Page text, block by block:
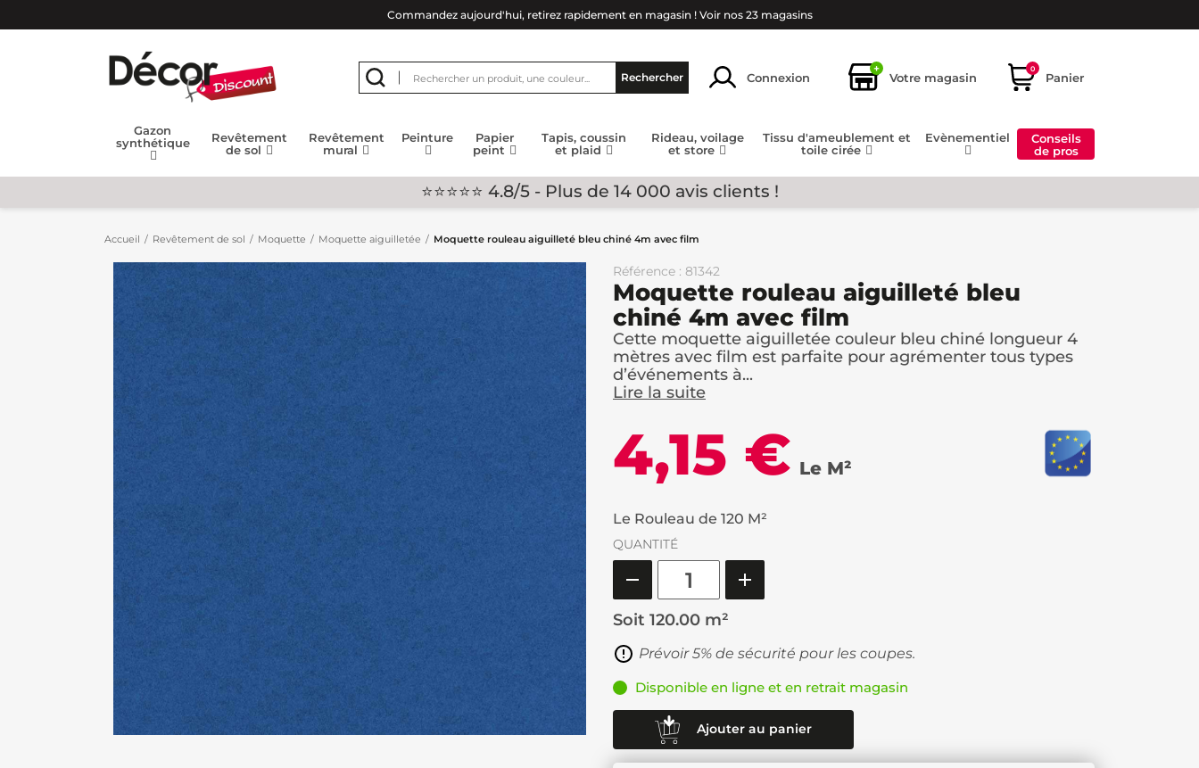
Commandez aujourd'hui, retirez rapidement en magasin ! Voir nos 23 magasins
Rechercher Connexion
+
Votre magasin
0
Panier
Gazon
synthétique
Revêtement
de sol
Revêtement
mural
Peinture
Papier
peint
Tapis, coussin
et plaid
Rideau, voilage
et store
Tissu d'ameublement et
toile cirée
Evènementiel
Conseils
de pros
⭐⭐⭐⭐⭐ 4.8/5 - Plus de 14 000 avis clients !
Accueil Revêtement de sol Moquette Moquette aiguilletée Moquette rouleau aiguilleté bleu chiné 4m avec film
Référence : 81342
Moquette rouleau aiguilleté bleu
chiné 4m avec film
Cette moquette aiguilletée couleur bleu chiné longueur 4
mètres avec film est parfaite pour agrémenter tous types
d’événements à...
Lire la suite
4,15 € Le M²
Le Rouleau de 120 M²
QUANTITÉ
Soit 120.00 m²
Prévoir 5% de sécurité pour les coupes.
Disponible en ligne et en retrait magasin
Ajouter au panier